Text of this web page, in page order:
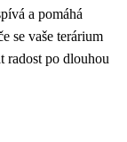
a pomáhá
se vaše terárium
radost po dlouhou